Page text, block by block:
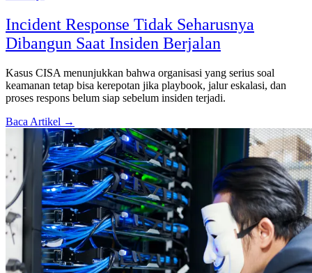
Incident Response Tidak Seharusnya
Dibangun Saat Insiden Berjalan
Kasus CISA menunjukkan bahwa organisasi yang serius soal
keamanan tetap bisa kerepotan jika playbook, jalur eskalasi, dan
proses respons belum siap sebelum insiden terjadi.
Baca Artikel →